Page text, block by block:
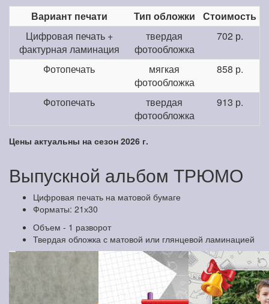
Вариант печати Тип обложки
Стоимость
Цифровая печать +
фактурная ламинация
твердая
фотообложка
702 р.
Фотопечать
мягкая
фотообложка
858 р.
Фотопечать
твердая
фотообложка
913 р.
Цены актуальны на сезон 2026 г.
Выпускной альбом ТРЮМО
Цифровая печать на матовой бумаге
Форматы: 21х30
Объем - 1 разворот
Твердая обложка с матовой или глянцевой ламинацией